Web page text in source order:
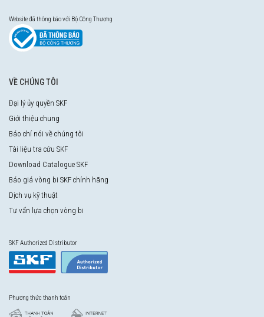
Website đã thông báo với Bộ Công Thương
VỀ CHÚNG TÔI
Đại lý ủy quyền SKF
Giới thiệu chung
Báo chí nói về chúng tôi
Tài liệu tra cứu SKF
Download Catalogue SKF
Báo giá vòng bi SKF chính hãng
Dịch vụ kỹ thuật
Tư vấn lựa chọn vòng bi
SKF Authorized Distributor
Phương thức thanh toán